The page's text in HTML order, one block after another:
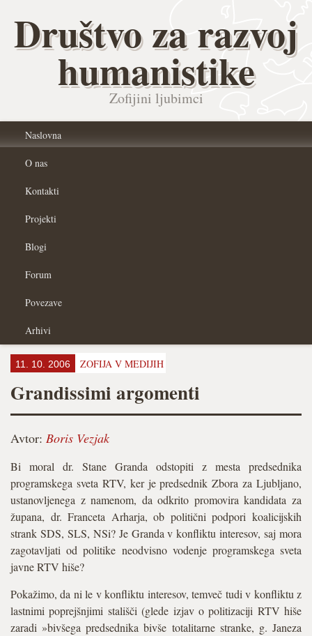
Društvo za razvoj
humanistike
Zofijini ljubimci
Naslovna
O nas
Kontakti
Projekti
Blogi
Forum
Povezave
Arhivi
11. 10. 2006 ZOFIJA V MEDIJIH
Grandissimi argomenti
Avtor: Boris Vezjak
Bi moral dr. Stane Granda odstopiti z mesta predsednika
programskega sveta RTV, ker je predsednik Zbora za Ljubljano,
ustanovljenega z namenom, da odkrito promovira kandidata za
župana, dr. Franceta Arharja, ob politični podpori koalicijskih
strank SDS, SLS, NSi? Je Granda v konfliktu interesov, saj mora
zagotavljati od politike neodvisno vodenje programskega sveta
javne RTV hiše?
Pokažimo, da ni le v konfliktu interesov, temveč tudi v konfliktu z
lastnimi poprejšnjimi stališči (glede izjav o politizaciji RTV hiše
zaradi »bivšega predsednika bivše totalitarne stranke, g. Janeza